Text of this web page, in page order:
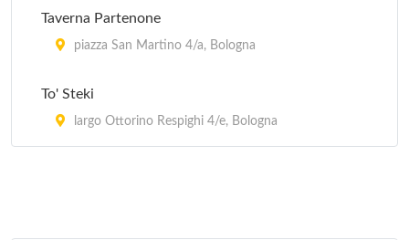
Taverna Partenone
piazza San Martino 4/a, Bologna
To' Steki
largo Ottorino Respighi 4/e, Bologna